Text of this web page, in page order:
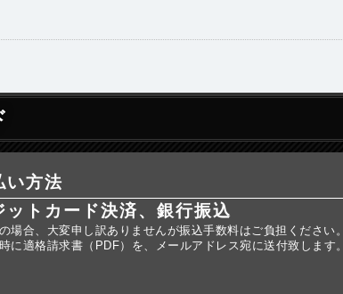
い方法
ットカード決済、銀行振込
場合、大変申し訳ありませんが振込手数料はご負担ください。
に適格請求書（PDF）を、メールアドレス宛に送付致します。